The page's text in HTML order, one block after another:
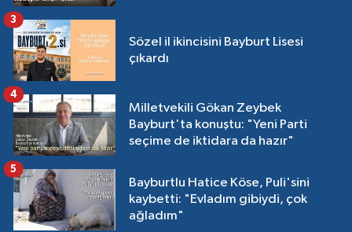
Sözel il ikincisini Bayburt Lisesi
çıkardı
3
Milletvekili Gökan Zeybek
Bayburt'ta konuştu: "Yeni Parti
seçime de iktidara da hazır"
4
Bayburtlu Hatice Köse, Puli'sini
kaybetti: "Evladım gibiydi, çok
ağladım"
5